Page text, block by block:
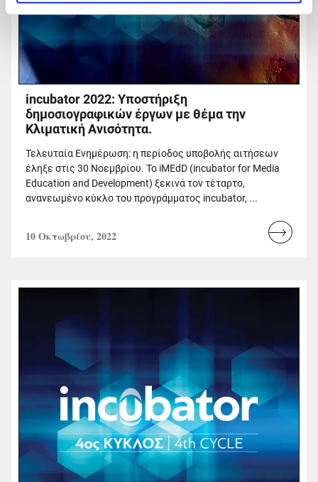
incubator 2022: Υποστήριξη
δημοσιογραφικών έργων με θέμα την
Κλιματική Ανισότητα.
Τελευταία Ενημέρωση: η περίοδος υποβολής αιτήσεων
έληξε στις 30 Νοεμβρίου. Το iMEdD (incubator for Media
Education and Development) ξεκινά τον τέταρτο,
ανανεωμένο κύκλο του προγράμματος incubator, ...
10 Οκτωβρίου, 2022
Read